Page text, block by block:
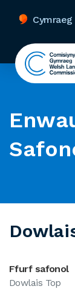
Cymraeg
Ffurf safonol
Dowlais Top